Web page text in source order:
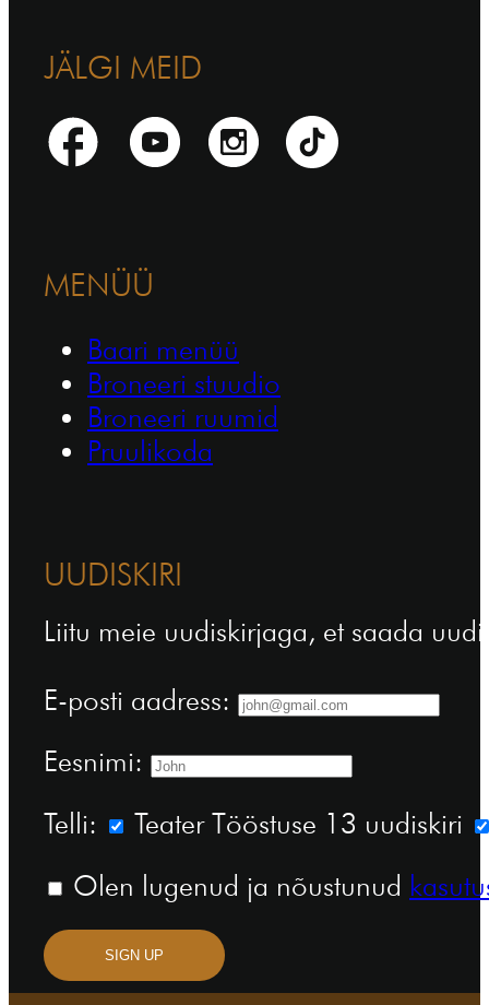
JÄLGI MEID
MENÜÜ
Baari menüü
Broneeri stuudio
Broneeri ruumid
Pruulikoda
UUDISKIRI
Liitu meie uudiskirjaga, et saada
E-posti aadress:
Eesnimi:
Telli:
Teater Tööstuse 13 uudiskiri
Olen lugenud ja nõustunud
SIGN UP